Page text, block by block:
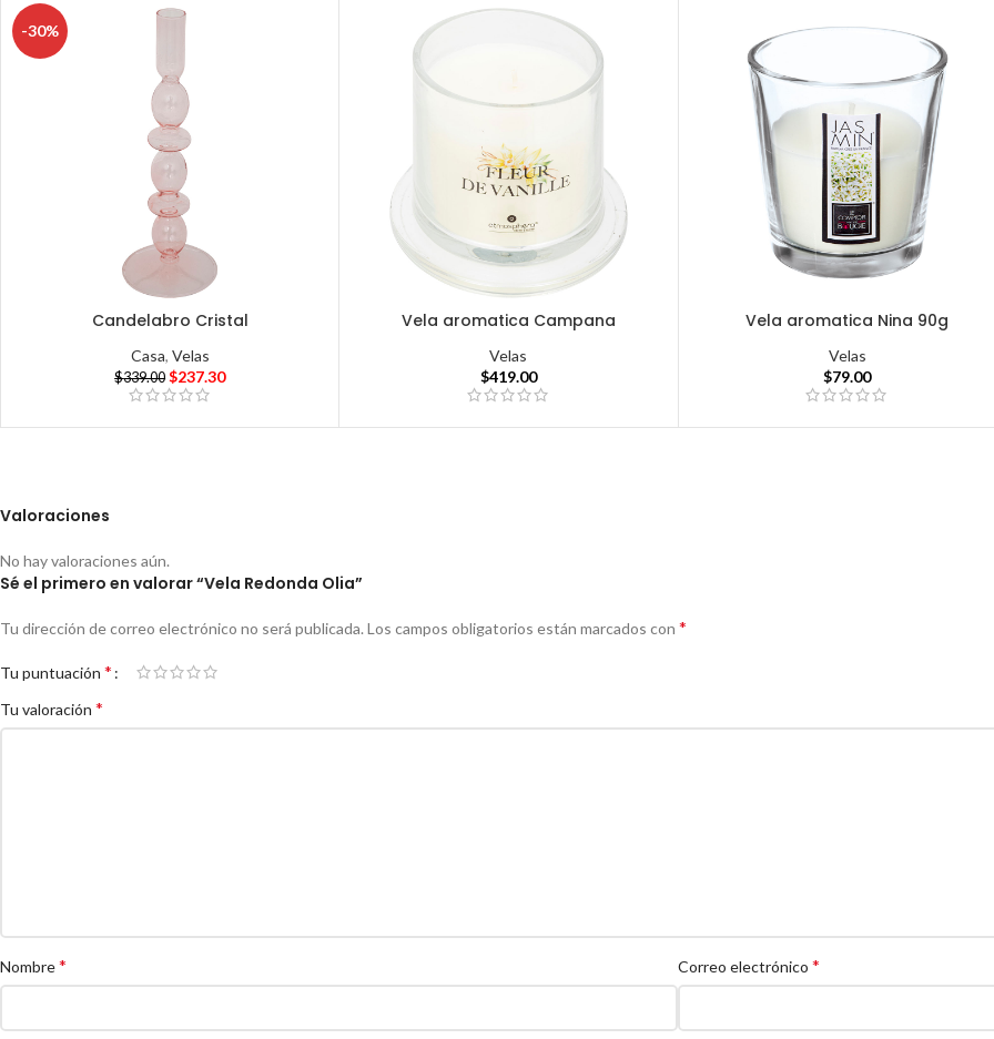
-30%
Candelabro Cristal
Casa, Velas
$339.00 $237.30
Vela aromatica Campana
Velas
$419.00
Vela aromatica Nina 90g
Velas
$79.00
Valoraciones
No hay valoraciones aún.
Sé el primero en valorar “Vela Redonda Olia”
Tu dirección de correo electrónico no será publicada.Los campos obligatorios están marcados con *
Tu puntuación *
Tu valoración *
Nombre* Correo electrónico *